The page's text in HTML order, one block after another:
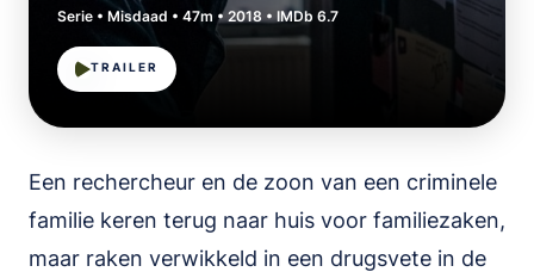
Serie • Misdaad • 47m • 2018 • IMDb 6.7
TRAILER
Een rechercheur en de zoon van een criminele
familie keren terug naar huis voor familiezaken,
maar raken verwikkeld in een drugsvete in de